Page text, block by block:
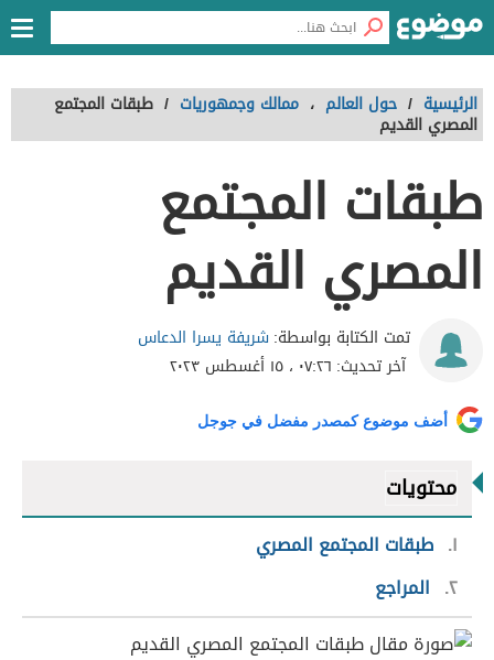
الرئيسية / حول العالم ، ممالك وجمهوريات / طبقات المجتمع
المصري القديم
طبقات المجتمع
المصري القديم
تمت الكتابة بواسطة:شريفة يسرا الدعاس
آخر تحديث: ٠٧:٢٦ ، ١٥ أغسطس ٢٠٢٣
أضف موضوع كمصدر مفضل في جوجل
محتويات
١ طبقات المجتمع المصري
٢ المراجع